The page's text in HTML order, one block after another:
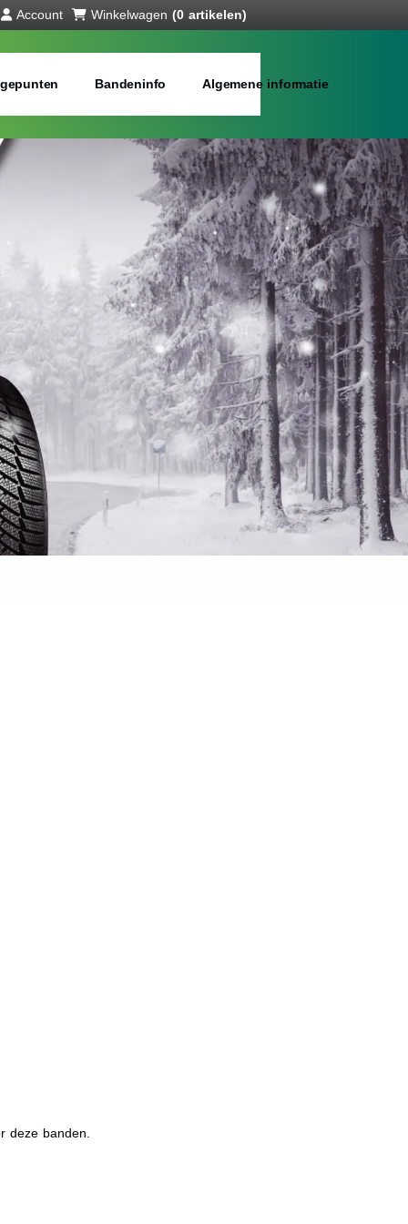
Account Winkelwagen (0 artikelen)
Bandeninfo Algemene informatie
season banden
jou in de buurt
Merken:
Inch:
deze banden.